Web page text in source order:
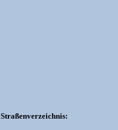
Straßenverzeichnis: